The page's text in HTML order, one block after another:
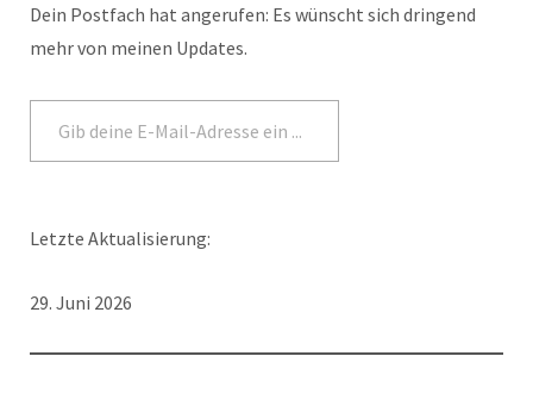
Dein Postfach hat angerufen: Es wünscht sich dringend
mehr von meinen Updates.
Letzte Aktualisierung:
29. Juni 2026